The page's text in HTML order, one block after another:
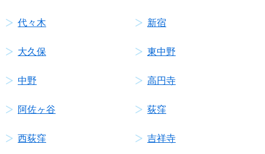
代々木 新宿
大久保 東中野
中野 高円寺
阿佐ヶ谷 荻窪
西荻窪 吉祥寺